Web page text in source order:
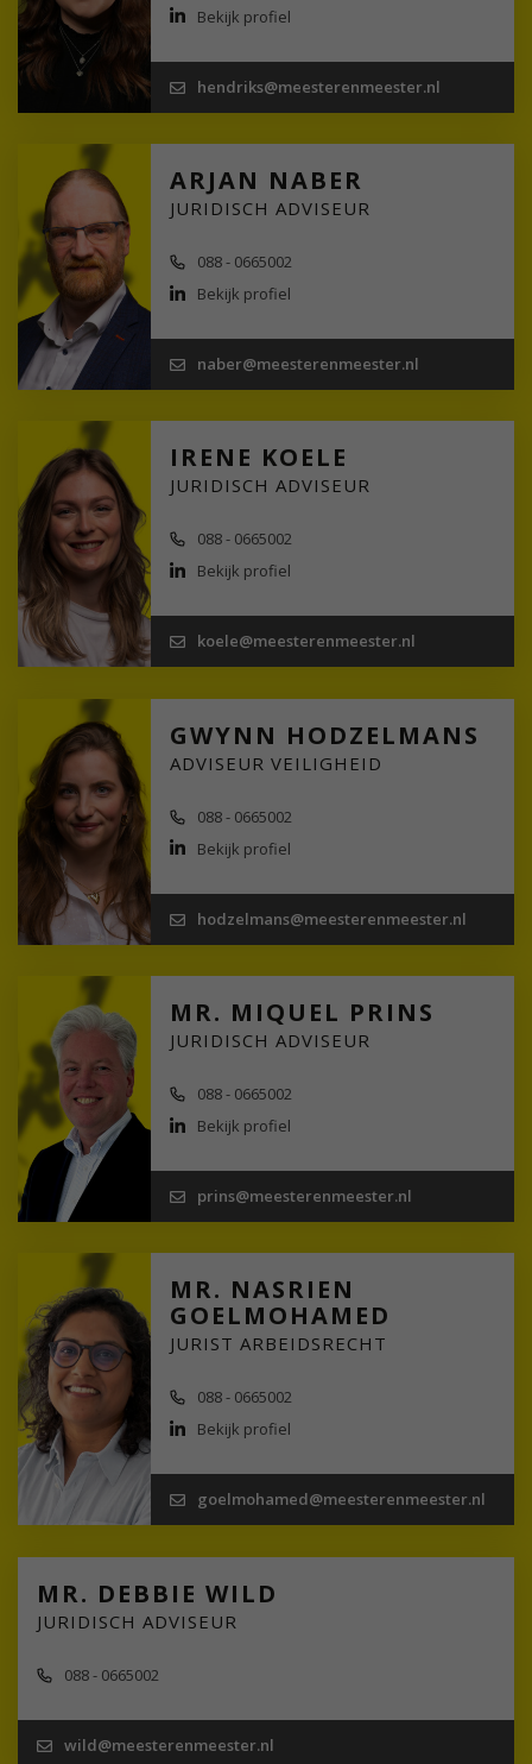
Bekijk profiel
hendriks@meesterenmeester.nl
ARJAN NABER
JURIDISCH ADVISEUR
088 - 0665002
Bekijk profiel
naber@meesterenmeester.nl
IRENE KOELE
JURIDISCH ADVISEUR
088 - 0665002
Bekijk profiel
koele@meesterenmeester.nl
GWYNN HODZELMANS
ADVISEUR VEILIGHEID
088 - 0665002
Bekijk profiel
hodzelmans@meesterenmeester.nl
MR. MIQUEL PRINS
JURIDISCH ADVISEUR
088 - 0665002
Bekijk profiel
prins@meesterenmeester.nl
MR. NASRIEN
GOELMOHAMED
JURIST ARBEIDSRECHT
088 - 0665002
Bekijk profiel
goelmohamed@meesterenmeester.nl
MR. DEBBIE WILD
JURIDISCH ADVISEUR
088 - 0665002
wild@meesterenmeester.nl